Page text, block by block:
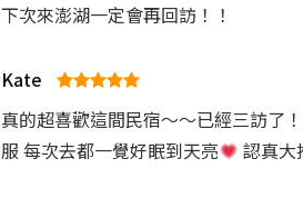
下次來澎湖一定會再回訪！！
Kate
真的超喜歡這間民宿～～已經三訪了！
服 每次去都一覺好眠到天亮
認真大